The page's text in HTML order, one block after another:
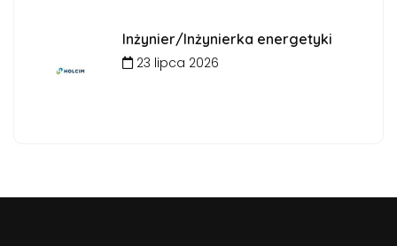
Inżynier/Inżynierka energetyki
23 lipca 2026